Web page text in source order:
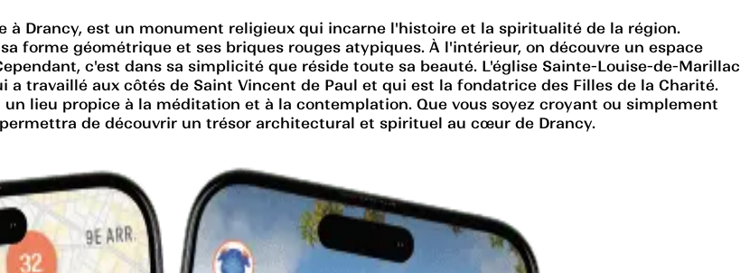
à Drancy, est un monument religieux qui incarne l'histoire et la spiritualité de la région.
forme géométrique et ses briques rouges atypiques. À l'intérieur, on découvre un espace
c'est dans sa simplicité que réside toute sa beauté. L'église Sainte-Louise-de-Marillac
a travaillé aux côtés de Saint Vincent de Paul et qui est la fondatrice des Filles de la Charité.
lieu propice à la méditation et à la contemplation. Que vous soyez croyant ou simplement
de découvrir un trésor architectural et spirituel au cœur de Drancy.